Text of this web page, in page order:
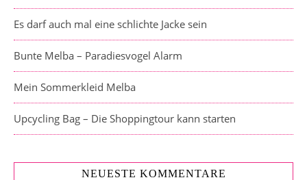
Es darf auch mal eine schlichte Jacke sein
Bunte Melba – Paradiesvogel Alarm
Mein Sommerkleid Melba
Upcycling Bag – Die Shoppingtour kann starten
NEUESTE KOMMENTARE